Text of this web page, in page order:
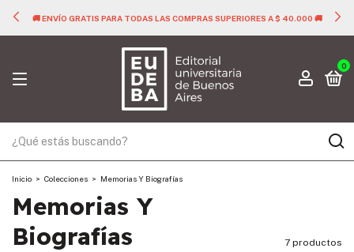
🚚 ENVÍO GRATIS PARA TODAS LAS COMPRAS SUPERIORES A $ 40.000 🚚
0
Inicio > Colecciones > Memorias Y Biografías
Memorias Y
Biografías
7 productos